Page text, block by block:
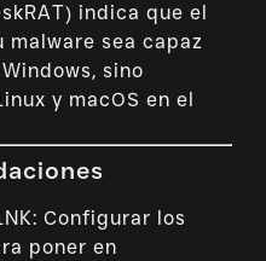
indica que el
malware sea capaz
sino
y macOS en el
Configurar los
poner en